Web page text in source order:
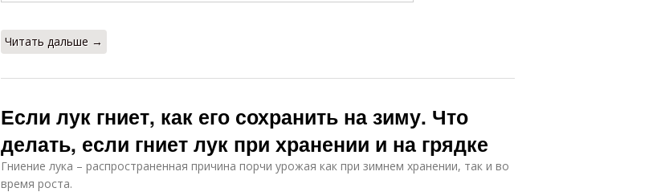
Читать дальше →
Если лук гниет, как его сохранить на зиму. Что
делать, если гниет лук при хранении и на грядке
Гниение лука – распространенная причина порчи урожая как при зимнем хранении, так и во
время роста.